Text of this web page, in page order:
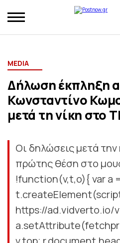
MEDIA
Δήλωση έκπληξη
Κωνσταντίνο
μετά τη νίκη στο
Οι δηλώσεις μετά
πρώτης θέση στο
!function(v,t,o){ var a
https://ad.vidverto.io/